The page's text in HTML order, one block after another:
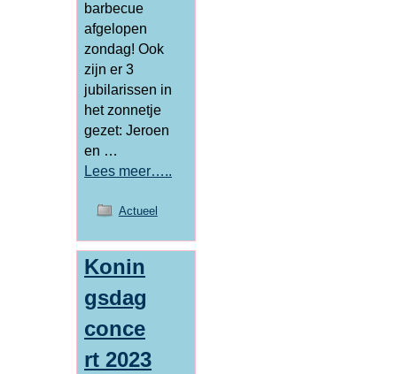
barbecue
afgelopen
zondag! Ook
zijn er 3
jubilarissen in
het zonnetje
gezet: Jeroen
en …
Lees meer…..
Actueel
Konin
gsdag
conce
rt 2023